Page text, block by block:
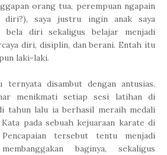
orang tua, perempuan ngapain
saya justru ingin anak saya
bela diri sekaligus belajar menjadi
diri, disiplin, dan berani. Entah itu
laki-laki.
ternyata disambut dengan antusias.
menikmati setiap sesi latihan di
tahun lalu ia berhasil meraih medali
pada sebuah kejuaraan karate di
tersebut tentu menjadi
baginya, sekaligus